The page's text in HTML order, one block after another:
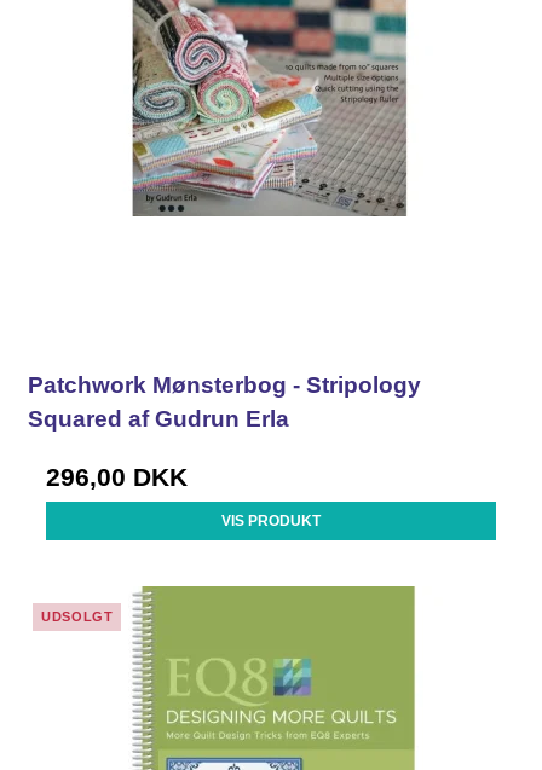
Patchwork Mønsterbog - Stripology
Squared af Gudrun Erla
296,00 DKK
VIS PRODUKT
UDSOLGT